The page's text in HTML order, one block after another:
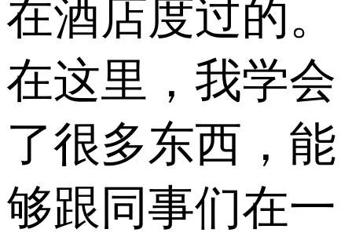
在酒店度过的。
在这里，我学会
了很多东西，能
够跟同事们在一